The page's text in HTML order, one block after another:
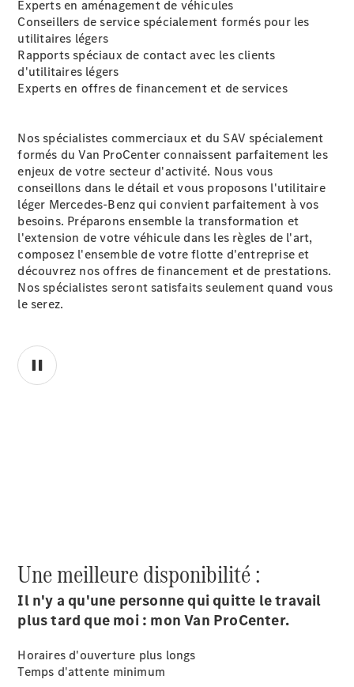
Experts en aménagement de véhicules
Conseillers de service spécialement formés pour les
utilitaires légers
Rapports spéciaux de contact avec les clients
d'utilitaires légers
Experts en offres de financement et de services
Nos spécialistes commerciaux et du SAV spécialement
formés du Van ProCenter connaissent parfaitement les
enjeux de votre secteur d'activité. Nous vous
conseillons dans le détail et vous proposons l'utilitaire
léger Mercedes-Benz qui convient parfaitement à vos
besoins. Préparons ensemble la transformation et
l'extension de votre véhicule dans les règles de l'art,
composez l'ensemble de votre flotte d'entreprise et
découvrez nos offres de financement et de prestations.
Nos spécialistes seront satisfaits seulement quand vous
le serez.
Une meilleure disponibilité :
Il n'y a qu'une personne qui quitte le travail
plus tard que moi : mon Van ProCenter.
Horaires d'ouverture plus longs
Temps d'attente minimum